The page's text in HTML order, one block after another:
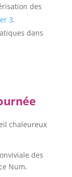
des
3.
dans
chaleureux
des
Num.